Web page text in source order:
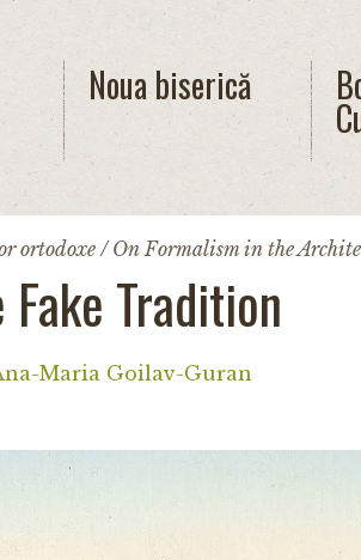
Noua biserică
ortodoxe / On Formalism in the
Tradition
Maria Goilav-Guran